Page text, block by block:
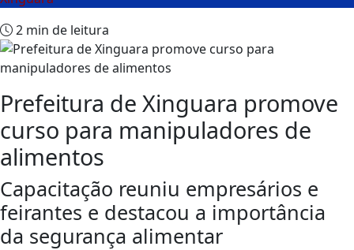
2 min de leitura
Prefeitura de Xinguara promove
curso para manipuladores de
alimentos
Capacitação reuniu empresários e
feirantes e destacou a importância
da segurança alimentar